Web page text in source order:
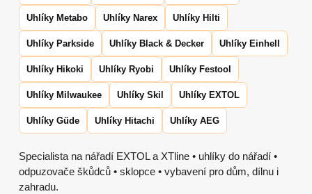
Uhlíky Metabo Uhlíky Narex Uhlíky Hilti
Uhlíky Parkside Uhlíky Black & Decker Uhlíky Einhell
Uhlíky Hikoki Uhlíky Ryobi Uhlíky Festool
Uhlíky Milwaukee Uhlíky Skil Uhlíky EXTOL
Uhlíky Güde Uhlíky Hitachi Uhlíky AEG
Specialista na nářadí EXTOL a XTline • uhlíky do nářadí •
odpuzovače škůdců • sklopce • vybavení pro dům, dílnu i
zahradu.